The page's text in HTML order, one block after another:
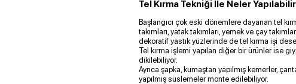
Tel Kırma Tekniği İle Neler
Başlangıcı çok eski dönemlere dayanan tel
takımları, yatak takımları, yemek ve çay
dekoratif yastık yüzlerinde de tel kırma işi
Tel kırma işlemi yapılan diğer bir ürünler ise
dikilebiliyor.
Ayrıca şapka, kumaştan yapılmış kemerler,
yapılmış süslemeler monte edilebiliyor.